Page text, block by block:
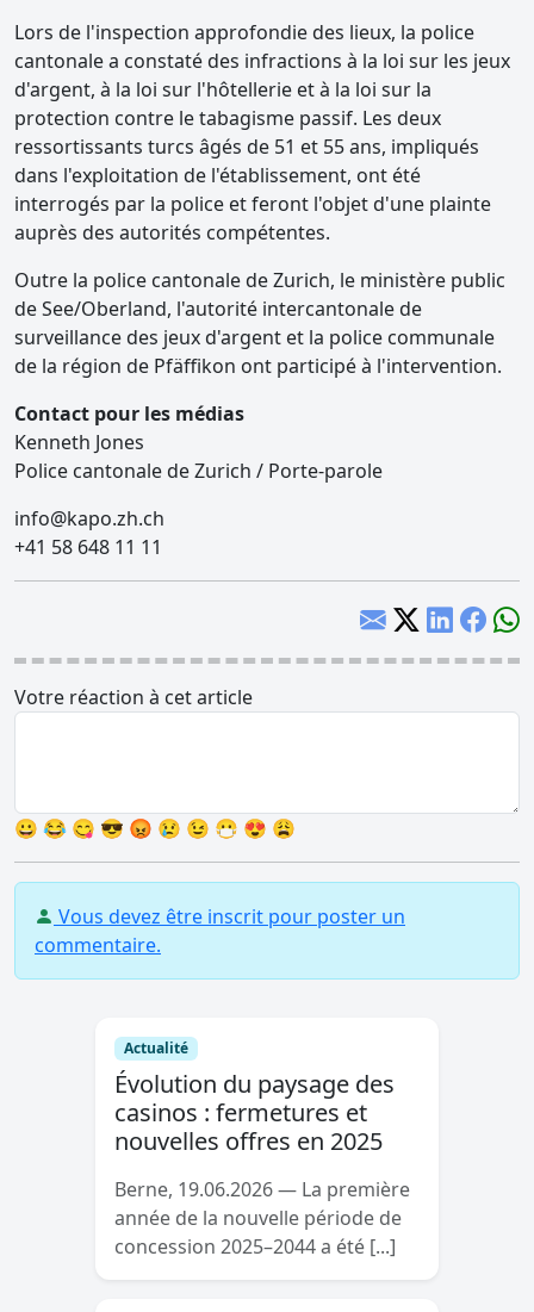
Lors de l'inspection approfondie des lieux, la police
cantonale a constaté des infractions à la loi sur les jeux
d'argent, à la loi sur l'hôtellerie et à la loi sur la
protection contre le tabagisme passif. Les deux
ressortissants turcs âgés de 51 et 55 ans, impliqués
dans l'exploitation de l'établissement, ont été
interrogés par la police et feront l'objet d'une plainte
auprès des autorités compétentes.
Outre la police cantonale de Zurich, le ministère public
de See/Oberland, l'autorité intercantonale de
surveillance des jeux d'argent et la police communale
de la région de Pfäffikon ont participé à l'intervention.
Contact pour les médias
Kenneth Jones
Police cantonale de Zurich / Porte-parole
info@kapo.zh.ch
+41 58 648 11 11
Votre réaction à cet article
😀 😂 😋 😎 😡 😢 😉 😷 😍 😩
Vous devez être inscrit pour poster un
commentaire.
Actualité
Évolution du paysage des
casinos : fermetures et
nouvelles offres en 2025
Berne, 19.06.2026 — La première
année de la nouvelle période de
concession 2025–2044 a été [...]